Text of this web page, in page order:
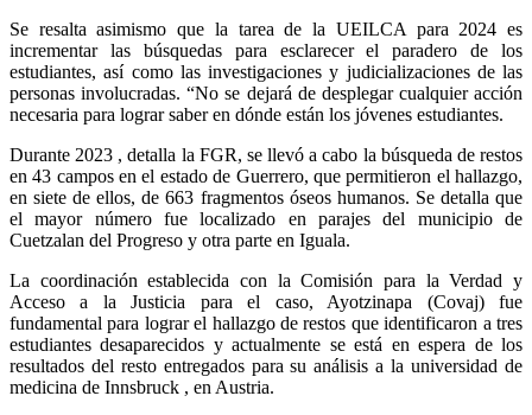
Telegram
Se resalta asimismo que la tarea de la UEILCA para 2024 es
incrementar las búsquedas para esclarecer el paradero de los
estudiantes, así como las investigaciones y judicializaciones de las
personas involucradas. “No se dejará de desplegar cualquier acción
necesaria para lograr saber en dónde están los jóvenes estudiantes.
Durante 2023 , detalla la FGR, se llevó a cabo la búsqueda de restos
en 43 campos en el estado de Guerrero, que permitieron el hallazgo,
en siete de ellos, de 663 fragmentos óseos humanos. Se detalla que
el mayor número fue localizado en parajes del municipio de
Cuetzalan del Progreso y otra parte en Iguala.
La coordinación establecida con la Comisión para la Verdad y
Acceso a la Justicia para el caso, Ayotzinapa (Covaj) fue
fundamental para lograr el hallazgo de restos que identificaron a tres
estudiantes desaparecidos y actualmente se está en espera de los
resultados del resto entregados para su análisis a la universidad de
medicina de Innsbruck , en Austria.